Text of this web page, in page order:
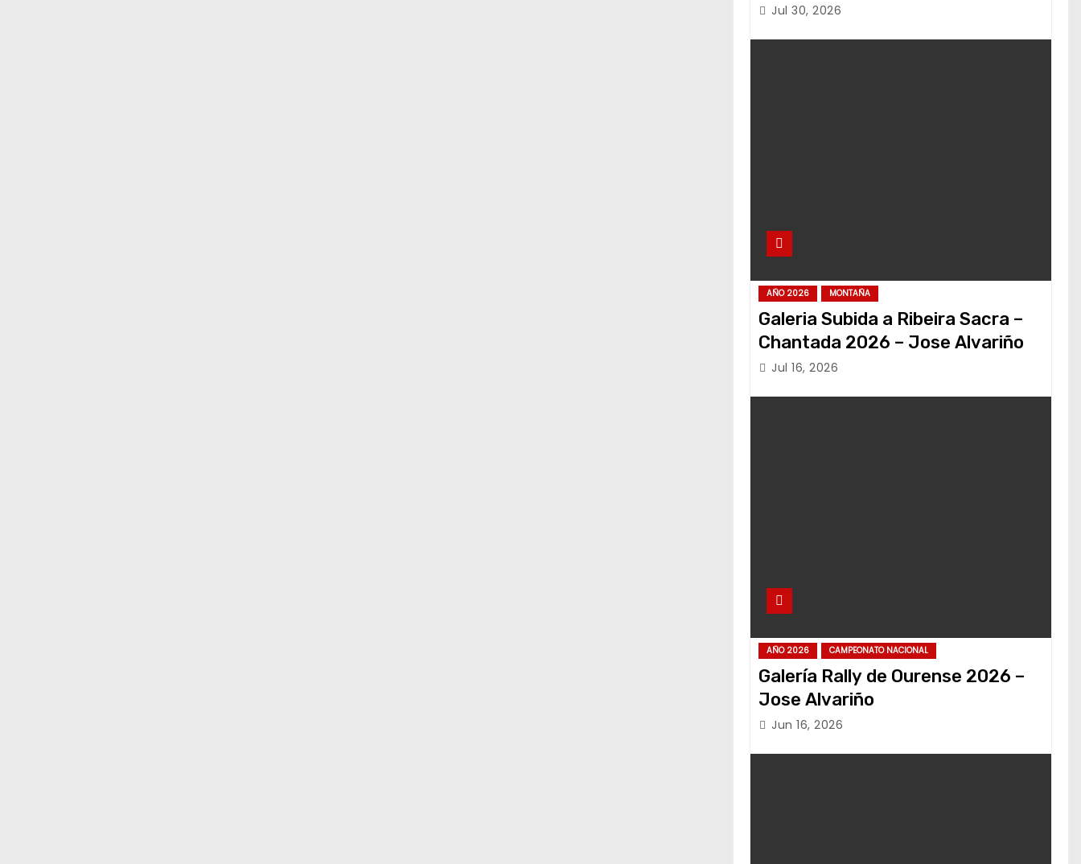
Jul 30, 2026
AÑO 2026 MONTAÑA
Galeria Subida a Ribeira Sacra –
Chantada 2026 – Jose Alvariño
Jul 16, 2026
AÑO 2026 CAMPEONATO NACIONAL
Galería Rally de Ourense 2026 –
Jose Alvariño
Jun 16, 2026